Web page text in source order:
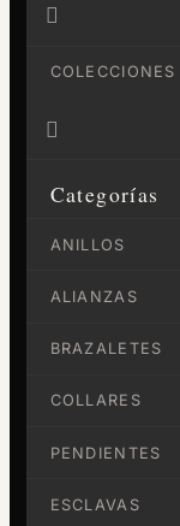

COLECCIONES

Categorías
ANILLOS
ALIANZAS
BRAZALETES
COLLARES
PENDIENTES
ESCLAVAS